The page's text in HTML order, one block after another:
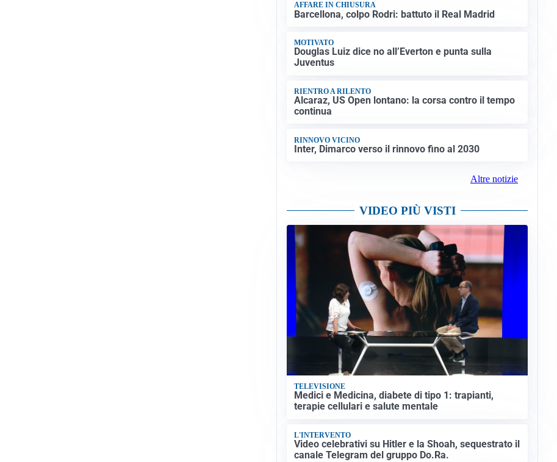
AFFARE IN CHIUSURA
Barcellona, colpo Rodri: battuto il Real Madrid
MOTIVATO
Douglas Luiz dice no all’Everton e punta sulla
Juventus
RIENTRO A RILENTO
Alcaraz, US Open lontano: la corsa contro il tempo
continua
RINNOVO VICINO
Inter, Dimarco verso il rinnovo fino al 2030
Altre notizie
VIDEO PIÙ VISTI
TELEVISIONE
Medici e Medicina, diabete di tipo 1: trapianti,
terapie cellulari e salute mentale
L'INTERVENTO
Video celebrativi su Hitler e la Shoah, sequestrato il
canale Telegram del gruppo Do.Ra.